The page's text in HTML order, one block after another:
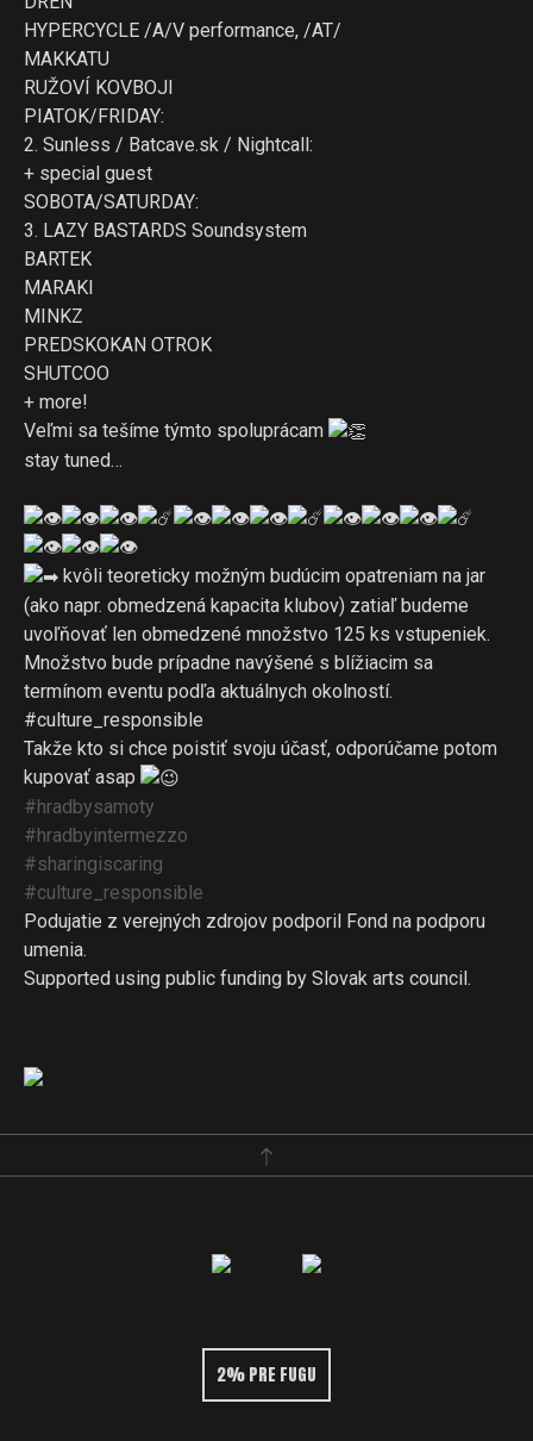
HYPERCYCLE /A/V performance, /AT/
MAKKATU
RUŽOVÍ KOVBOJI
PIATOK/FRIDAY:
2. Sunless / Batcave.sk / Nightcall:
+ special guest
SOBOTA/SATURDAY:
3. LAZY BASTARDS Soundsystem
BARTEK
MARAKI
MINKZ
PREDSKOKAN OTROK
SHUTCOO
+ more!
Veľmi sa tešíme týmto spoluprácam
stay tuned…
kvôli teoreticky možným budúcim opatreniam na jar
(ako napr. obmedzená kapacita klubov) zatiaľ budeme
uvoľňovať len obmedzené množstvo 125 ks vstupeniek.
Množstvo bude prípadne navýšené s blížiacim sa
termínom eventu podľa aktuálnych okolností.
#culture_responsible
Takže kto si chce poistiť svoju účasť, odporúčame potom
kupovať asap
#hradbysamoty
#hradbyintermezzo
#sharingiscaring
#culture_responsible
Podujatie z verejných zdrojov podporil Fond na podporu
umenia.
Supported using public funding by Slovak arts council.
2% PRE FUGU